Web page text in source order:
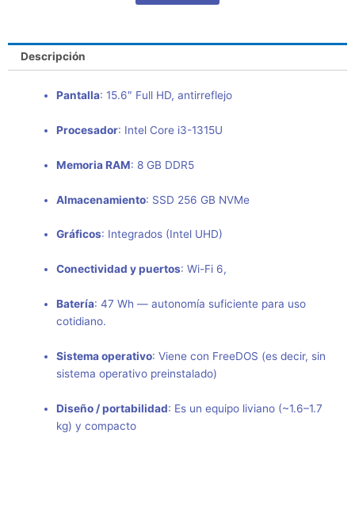
Descripción
Pantalla: 15.6″ Full HD, antirreflejo
Procesador: Intel Core i3-1315U
Memoria RAM: 8 GB DDR5
Almacenamiento: SSD 256 GB NVMe
Gráficos: Integrados (Intel UHD)
Conectividad y puertos: Wi-Fi 6,
Batería: 47 Wh — autonomía suficiente para uso
cotidiano.
Sistema operativo: Viene con FreeDOS (es decir, sin
sistema operativo preinstalado)
Diseño / portabilidad: Es un equipo liviano (~1.6–1.7
kg) y compacto